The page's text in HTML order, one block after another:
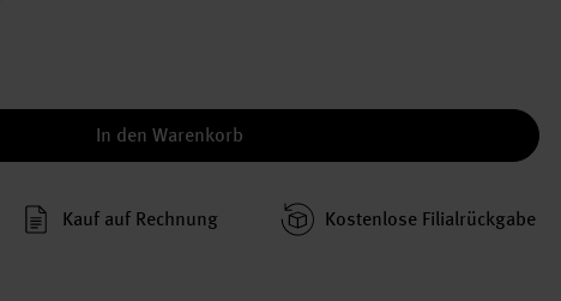
In den Warenkorb
Kauf auf Rechnung Kosten­lose Filial­rückgabe